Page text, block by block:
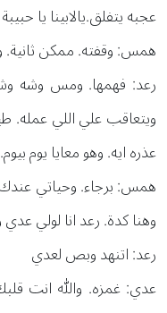
عجبه يتفلق.يالابينا يا
همس: وقفته. ممكن
رعد: فهمها. ومس وشه
ويتعاقب علي اللي عمله.
عذره ايه. وهو معايا يوم
همس: برجاء. وحياتي
وهنا كدة. رعد انا لولي
رعد: اتنهد وبص لعدي
عدي: غمزه. والله انت